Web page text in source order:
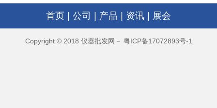
首页 | 公司 | 产品 | 资讯 | 展会
Copyright © 2018 仪器批发网－ 粤ICP备17072893号-1